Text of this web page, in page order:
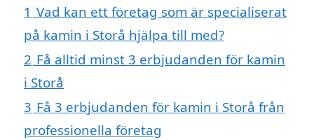
1 Vad kan ett företag som är specialiserat
på kamin i Storå hjälpa till med?
2 Få alltid minst 3 erbjudanden för kamin
i Storå
3 Få 3 erbjudanden för kamin i Storå från
professionella företag